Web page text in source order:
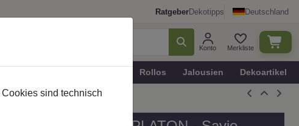
RatgeberDekotipps Deutschland
Konto Merkliste
Rollos Jalousien Dekoartikel
sind technisch